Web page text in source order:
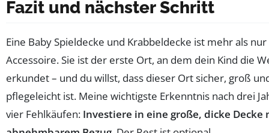
Fazit und nächster Schritt
Eine Baby Spieldecke und Krabbeldecke ist mehr als
Accessoire. Sie ist der erste Ort, an dem dein Kind die
erkundet – und du willst, dass dieser Ort sicher, groß
pflegeleicht ist. Meine wichtigste Erkenntnis nach drei
vier Fehlkäufen: Investiere in eine große, dicke Decke